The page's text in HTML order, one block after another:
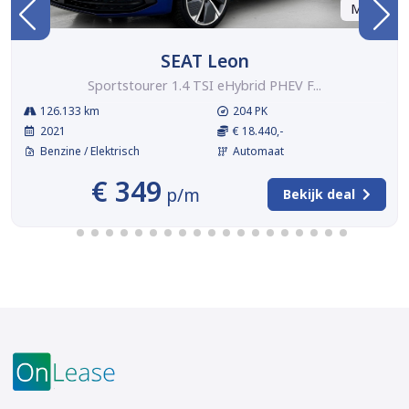
Marge
SEAT Leon
Sportstourer 1.4 TSI eHybrid PHEV F...
126.133 km
2021
Benzine / Elektrisch
204 PK
€ 18.440,-
Automaat
€ 349 p/m Bekijk deal